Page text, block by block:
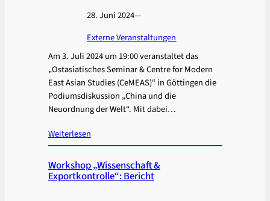
28. Juni 2024—
Externe Veranstaltungen
Am 3. Juli 2024 um 19:00 veranstaltet das
„Ostasiatisches Seminar & Centre for Modern
East Asian Studies (CeMEAS)“ in Göttingen die
Podiumsdiskussion „China und die
Neuordnung der Welt“. Mit dabei…
Weiterlesen
Workshop „Wissenschaft &
Exportkontrolle“: Bericht